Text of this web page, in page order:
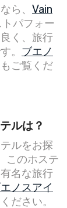
ら、 Vain
パフォー
く、旅行
。 ブエノ
ご覧くだ
ルは？
ルをお探
このホステ
名な旅行
ノスアイ
ださい。